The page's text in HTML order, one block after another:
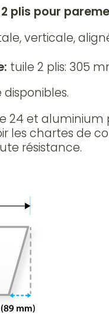
plis pour
verticale,
tuile 2 plis: 305
24 et aluminium
les chartes de
résistance.